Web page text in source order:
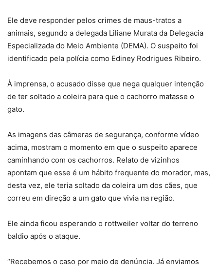
Ele deve responder pelos crimes de maus-tratos a
animais, segundo a delegada Liliane Murata da Delegacia
Especializada do Meio Ambiente (DEMA). O suspeito foi
identificado pela polícia como Ediney Rodrigues Ribeiro.
À imprensa, o acusado disse que nega qualquer intenção
de ter soltado a coleira para que o cachorro matasse o
gato.
As imagens das câmeras de segurança, conforme vídeo
acima, mostram o momento em que o suspeito aparece
caminhando com os cachorros. Relato de vizinhos
apontam que esse é um hábito frequente do morador, mas,
desta vez, ele teria soltado da coleira um dos cães, que
correu em direção a um gato que vivia na região.
Ele ainda ficou esperando o rottweiler voltar do terreno
baldio após o ataque.
“Recebemos o caso por meio de denúncia. Já enviamos